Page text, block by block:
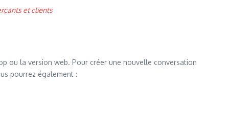
et clients
ou la version web. Pour créer une nouvelle conversation
pourrez également :